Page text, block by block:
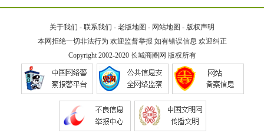
关于我们 - 联系我们 - 老版地图 - 网站地图 - 版权声明
本网拒绝一切非法行为 欢迎监督举报 如有错误信息 欢迎纠正
Copyright 2002-2020 长城商圈网 版权所有